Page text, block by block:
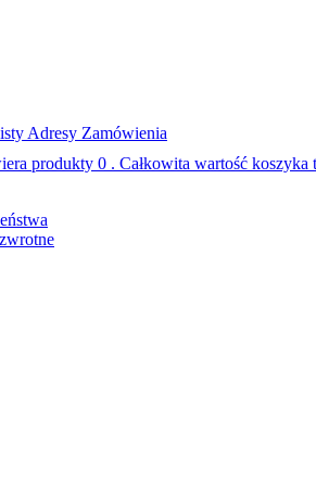
Adresy Zamówienia
produkty 0 . Całkowita wartość koszyka